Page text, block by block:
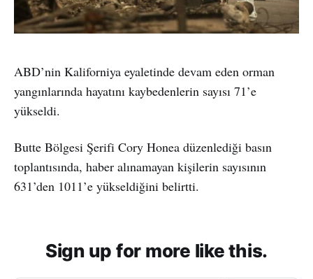
ABD’nin Kaliforniya eyaletinde devam eden orman
yangınlarında hayatını kaybedenlerin sayısı 71’e
yükseldi.
Butte Bölgesi Şerifi Cory Honea düzenlediği basın
toplantısında, haber alınamayan kişilerin sayısının
631’den 1011’e yükseldiğini belirtti.
Sign up for more like this.